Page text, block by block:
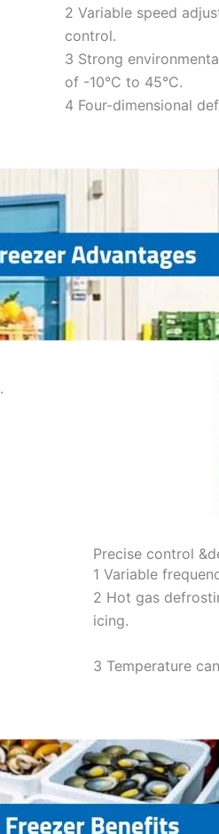
2 Variable speed
control.
3 Strong
of -10°C to 45°C.
4 Four-dimensional
Precise control
1 Variable
2 Hot gas
icing.
3 Temperature